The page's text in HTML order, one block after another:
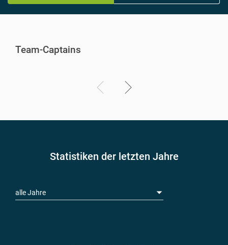
Team-Captains
Statistiken der letzten Jahre
alle Jahre